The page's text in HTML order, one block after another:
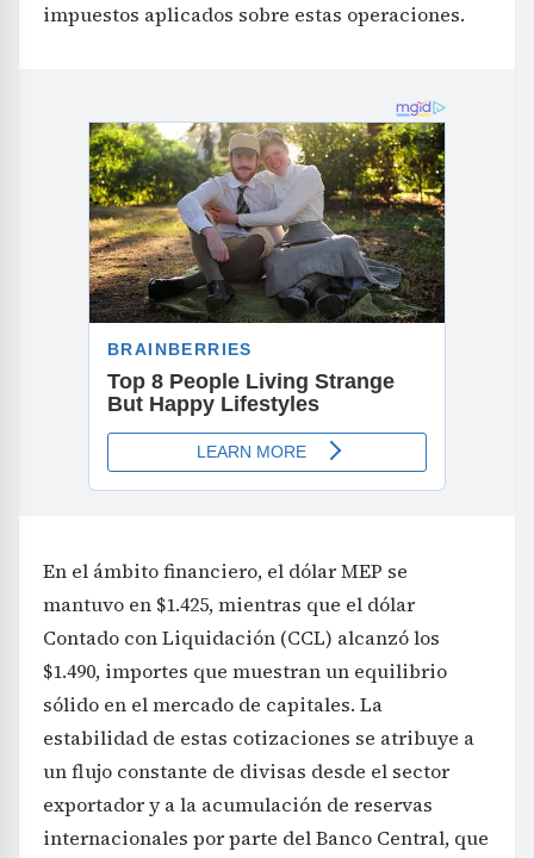
impuestos aplicados sobre estas operaciones.
En el ámbito financiero, el dólar MEP se
mantuvo en $1.425, mientras que el dólar
Contado con Liquidación (CCL) alcanzó los
$1.490, importes que muestran un equilibrio
sólido en el mercado de capitales. La
estabilidad de estas cotizaciones se atribuye a
un flujo constante de divisas desde el sector
exportador y a la acumulación de reservas
internacionales por parte del Banco Central, que